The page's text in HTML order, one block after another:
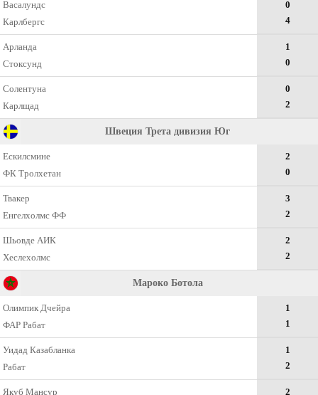
Васалундс
Карлбергс
0
4
Арланда
Стоксунд
1
0
Солентуна
Карлщад
0
2
Швеция Трета дивизия Юг
Ескилсмине
ФК Тролхетан
2
0
Твакер
Енгелхолмс ФФ
3
2
Шьовде АИК
Хеслехолмс
2
2
Мароко Ботола
Олимпик Дчейра
ФАР Рабат
1
1
Уидад Казабланка
Рабат
1
2
Якуб Мансур
2